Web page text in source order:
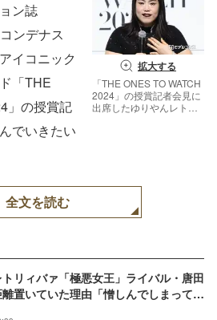
拡大する
「THE ONES TO WATCH
2024」の授賞記者会見に
出席したゆりやんレトリ
ン誌
ンデナス
イコニック
「THE
」の授賞記
でいきたい
全文を読む
リィバァ「極悪女王」ライバル・唐田
置いていた理由「憎しんでしまって」